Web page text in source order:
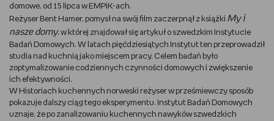
MAM ZWIERZĘTA
PASJE DZIECKA
GRAM
RYSUJĘ
domowe, od 15 lipca w EMPiK-ach.
Reżyser Bent Hamer, pomysł na swój film zaczerpnął z książki My i
nasze domy, w której znajdował się artykuł o szwedzkim Instytucie
Badań Domowych. W latach pięćdziesiątych Instytut ten przeprowadził
studia nad kuchnią jako miejscem pracy. Celem badań było
zoptymalizowanie codziennych czynności domowych i zwiększenie
ich efektywności.
W Historiach kuchennych norweski reżyser w prześmiewczy sposób
pokazuje dalszy ciąg tego eksperymentu. Instytut Badań Domowych
uznaje, że po zanalizowaniu kuchennych nawyków szwedzkich